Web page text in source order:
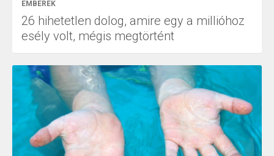
EMBEREK
26 hihetetlen dolog, amire egy a millióhoz
esély volt, mégis megtörtént